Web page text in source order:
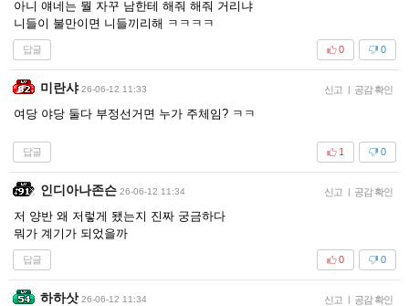
아니 얘네는 뭘 자꾸 남한테 해줘 해줘 거리냐
니들이 불만이면 니들끼리해 ㅋㅋㅋㅋ
답글 0
0
미란샤 26-06-12 11:33 신고 | 공감 확인
여당 야당 둘다 부정선거면 누가 주체임? ㅋㅋ
답글 0
1
인디아나존슨 26-06-12 11:34 신고 | 공감 확인
저 양반 왜 저렇게 됐는지 진짜 궁금하다
뭐가 계기가 되었을까
답글 0
0
하하삿 26-06-12 11:34 신고 | 공감 확인